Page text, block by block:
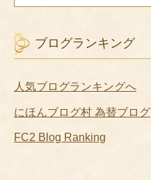
ブログランキング
人気ブログランキングへ
にほんブログ村 為替ブログ
FC2 Blog Ranking